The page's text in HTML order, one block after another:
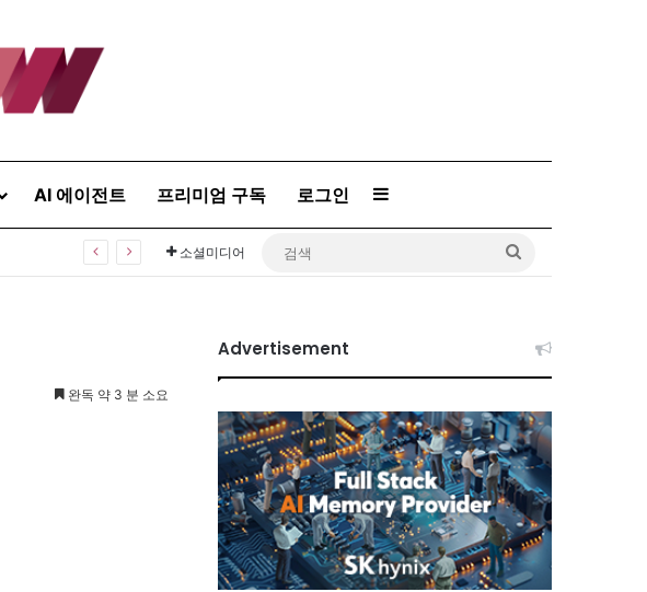
AI 에이전트 프리미엄 구독 로그인 Sidebar
소셜미디어
완독 약 3 분 소요
Advertisement